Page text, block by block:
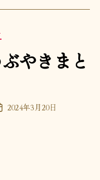
やきまと
2024年3月20日